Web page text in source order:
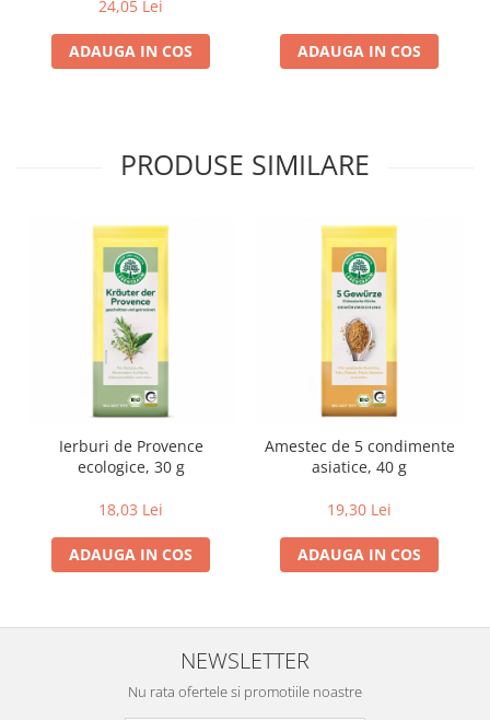
Lapte bio si bauturi vegetale
Sirop bio
Superalimente bio
Grasimi bio
Ulei de masline bio
Uleiuri esentiale alimentare bio
Uleiuri Oxyguard
24,05 Lei
ADAUGA IN COS ADAUGA IN COS
PRODUSE SIMILARE
Ierburi de Provence
ecologice, 30 g
18,03 Lei
ADAUGA IN COS
Amestec de 5 condimente
asiatice, 40 g
19,30 Lei
ADAUGA IN COS
NEWSLETTER
Nu rata ofertele si promotiile noastre